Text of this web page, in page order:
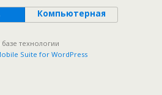
Компьютерная
базе технологии
Suite for WordPress